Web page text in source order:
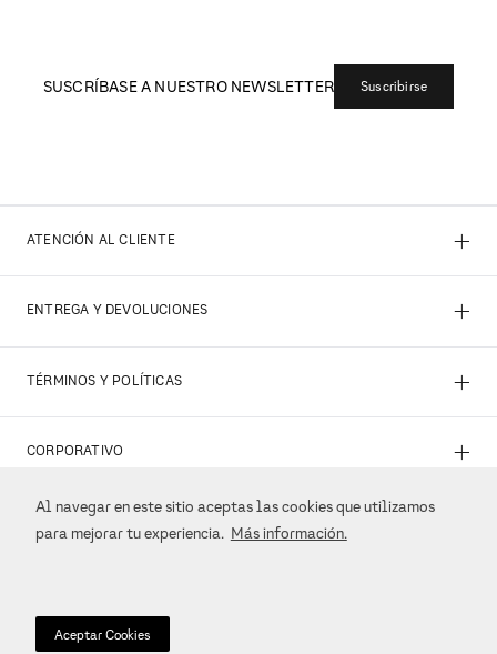
Al navegar en este sitio aceptas las cookies que utilizamos
para mejorar tu experiencia. Más información.
Aceptar Cookies
SUSCRÍBASE A NUESTRO NEWSLETTER Suscribirse
ATENCIÓN AL CLIENTE +
ENTREGA Y DEVOLUCIONES +
TÉRMINOS Y POLÍTICAS +
CORPORATIVO +
REDES SOCIALES